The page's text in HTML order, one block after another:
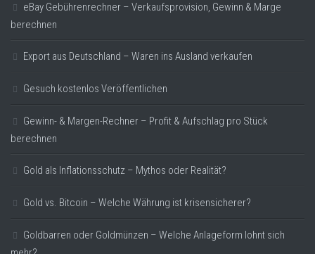
eBay Gebührenrechner – Verkaufsprovision, Gewinn & Marge
berechnen
Export aus Deutschland – Waren ins Ausland verkaufen
Gesuch kostenlos Veröffentlichen
Gewinn- & Margen-Rechner – Profit & Aufschlag pro Stück
berechnen
Gold als Inflationsschutz – Mythos oder Realität?
Gold vs. Bitcoin – Welche Währung ist krisensicherer?
Goldbarren oder Goldmünzen – Welche Anlageform lohnt sich